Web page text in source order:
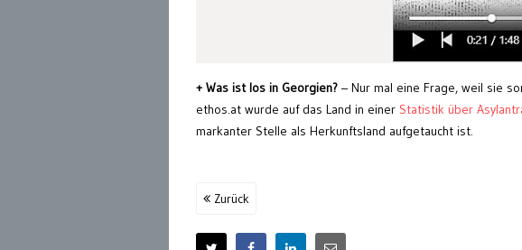
+ Was ist los in Georgien? – Nur mal eine Frage, weil sie
ethos.at wurde auf das Land in einer Statistik über
markanter Stelle als Herkunftsland aufgetaucht ist.
Zurück